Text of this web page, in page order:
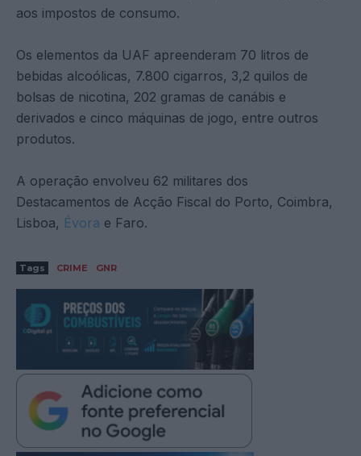
aos impostos de consumo.
Os elementos da UAF apreenderam 70 litros de
bebidas alcoólicas, 7.800 cigarros, 3,2 quilos de
bolsas de nicotina, 202 gramas de canábis e
derivados e cinco máquinas de jogo, entre outros
produtos.
A operação envolveu 62 militares dos
Destacamentos de Acção Fiscal do Porto, Coimbra,
Lisboa, Évora e Faro.
Tags CRIME GNR